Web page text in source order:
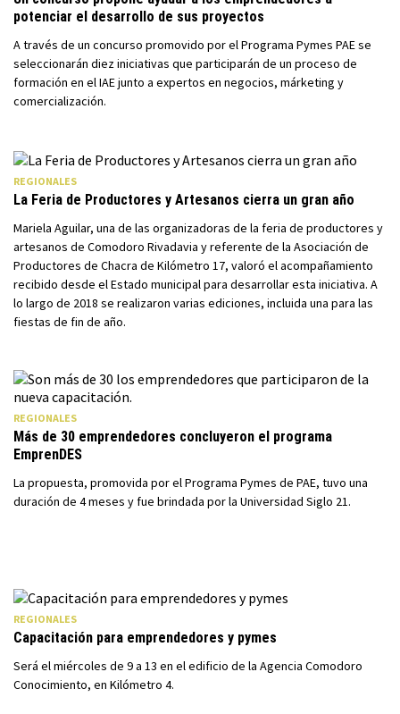
potenciar el desarrollo de sus proyectos
A través de un concurso promovido por el Programa Pymes PAE se
seleccionarán diez iniciativas que participarán de un proceso de
formación en el IAE junto a expertos en negocios, márketing y
comercialización.
REGIONALES
La Feria de Productores y Artesanos cierra un gran año
Mariela Aguilar, una de las organizadoras de la feria de productores y
artesanos de Comodoro Rivadavia y referente de la Asociación de
Productores de Chacra de Kilómetro 17, valoró el acompañamiento
recibido desde el Estado municipal para desarrollar esta iniciativa. A
lo largo de 2018 se realizaron varias ediciones, incluida una para las
fiestas de fin de año.
REGIONALES
Más de 30 emprendedores concluyeron el programa
EmprenDES
La propuesta, promovida por el Programa Pymes de PAE, tuvo una
duración de 4 meses y fue brindada por la Universidad Siglo 21.
REGIONALES
Capacitación para emprendedores y pymes
Será el miércoles de 9 a 13 en el edificio de la Agencia Comodoro
Conocimiento, en Kilómetro 4.